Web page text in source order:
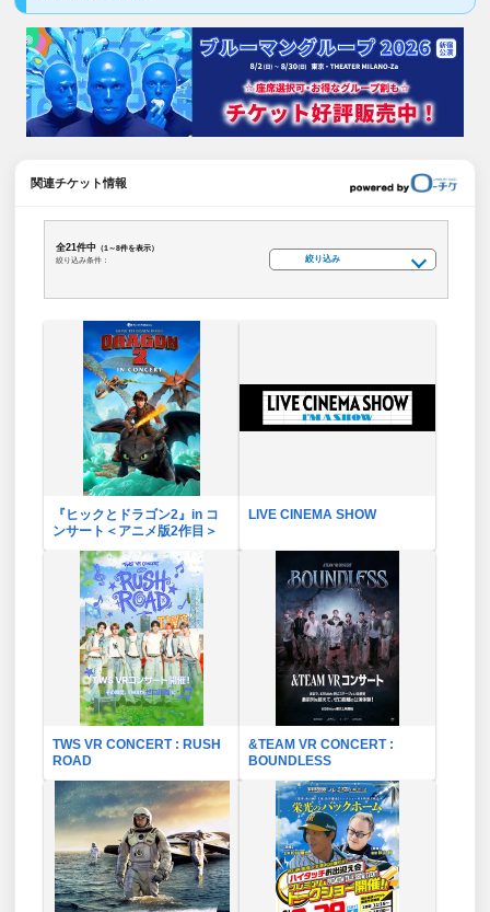
関連チケット情報
全21件中 （1～8件を表示）
絞り込み条件：
絞り込み
『ヒックとドラゴン2』in コ
ンサート＜アニメ版2作目＞
LIVE CINEMA SHOW
TWS VR CONCERT : RUSH
ROAD
&TEAM VR CONCERT :
BOUNDLESS